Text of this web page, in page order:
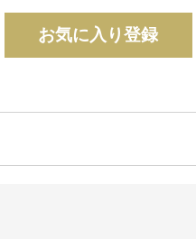
お気に入り登録